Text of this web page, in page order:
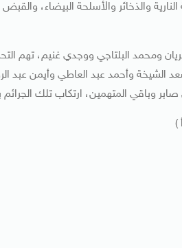
والذخائر والأسلحة البيضاء،
ومحمد البلتاجي ووجدي غنيم، تهم
الشيخة وأحمد عبد العاطي وأيمن
وباقي المتهمين، ارتكاب تلك
)